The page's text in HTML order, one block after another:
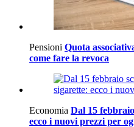
Pensioni Quota
come fare la revoca
Economia Dal 15
ecco i nuovi prezzi per